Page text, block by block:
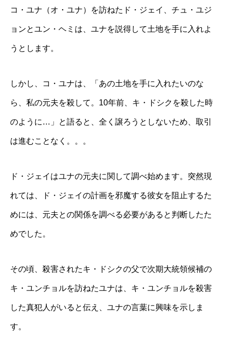
コ・ユナ（オ・ユナ）を訪ねたド・ジェイ、チュ・ユジ
ョンとユン・ヘミは、ユナを説得して土地を手に入れよ
うとします。
しかし、コ・ユナは、「あの土地を手に入れたいのな
ら、私の元夫を殺して。10年前、キ・ドシクを殺した時
のように…」と語ると、全く譲ろうとしないため、取引
は進むことなく。。。
ド・ジェイはユナの元夫に関して調べ始めます。突然現
れては、ド・ジェイの計画を邪魔する彼女を阻止するた
めには、元夫との関係を調べる必要があると判断したた
めでした。
その頃、殺害されたキ・ドシクの父で次期大統領候補の
キ・ユンチョルを訪ねたユナは、キ・ユンチョルを殺害
した真犯人がいると伝え、ユナの言葉に興味を示しま
す。